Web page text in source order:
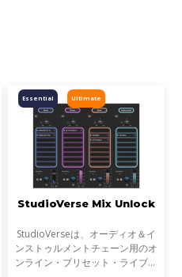
Ultimate
Essential
StudioVerse Mix Unlock
StudioVerseは、オーディオ＆イ
ンストゥルメントチェーン用のオ
ンライン・プリセット・ライブラ